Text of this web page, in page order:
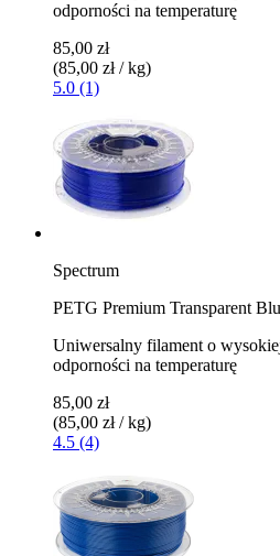
odporności na temperaturę
85,00 zł
(85,00 zł / kg)
5.0 (1)
Spectrum
PETG Premium Transparent
Uniwersalny filament o
odporności na temperaturę
85,00 zł
(85,00 zł / kg)
4.5 (4)